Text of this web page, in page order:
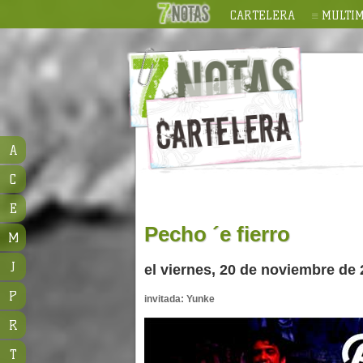
CARTELERA
Pecho ´e fierro
el viernes, 20 de noviembre de
invitada: Yunke
A
C
E
M
J
P
R
T